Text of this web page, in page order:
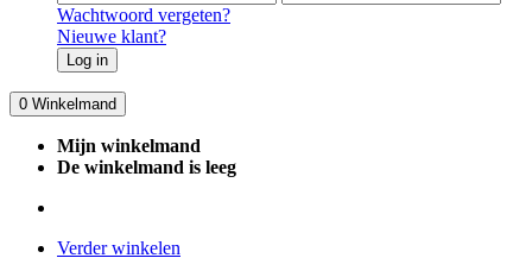
Wachtwoord vergeten?
Nieuwe klant?
Log in
0 Winkelmand
Mijn winkelmand
De winkelmand is leeg
Verder winkelen